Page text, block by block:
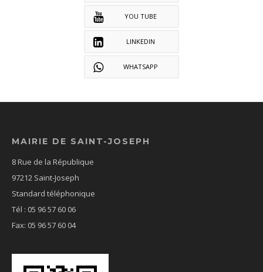
YOU TUBE
LINKEDIN
WHATSAPP
MAIRIE DE SAINT-JOSEPH
8 Rue de la République
97212 Saint-Joseph
Standard téléphonique
Tél : 05 96 57 60 06
Fax: 05 96 57 60 04